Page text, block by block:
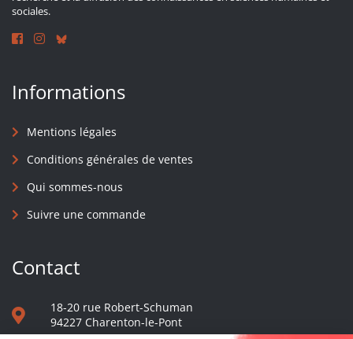
sociales.
Informations
Mentions légales
Conditions générales de ventes
Qui sommes-nous
Suivre une commande
Contact
18-20 rue Robert-Schuman
94227 Charenton-le-Pont